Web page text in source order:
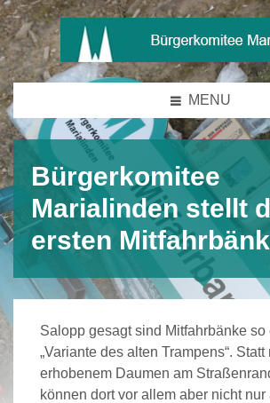
MENU
Bürgerkomitee
Marialinden stellt
ersten
Salopp gesagt sind Mitfahrbänke
„Variante des alten Trampens“. Statt
erhobenem Daumen am
können dort vor allem aber nicht nur